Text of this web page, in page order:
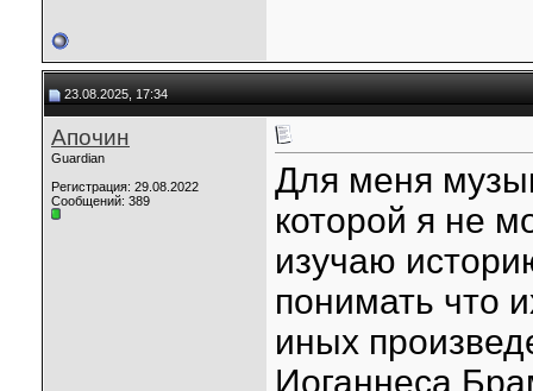
23.08.2025, 17:34
Апочин
Guardian
Регистрация: 29.08.2022
Сообщений: 389
Для меня
которой я не
изучаю
понимать что
иных
Иоганнеса